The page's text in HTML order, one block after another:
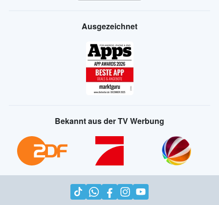
Ausgezeichnet
Bekannt aus der TV Werbung